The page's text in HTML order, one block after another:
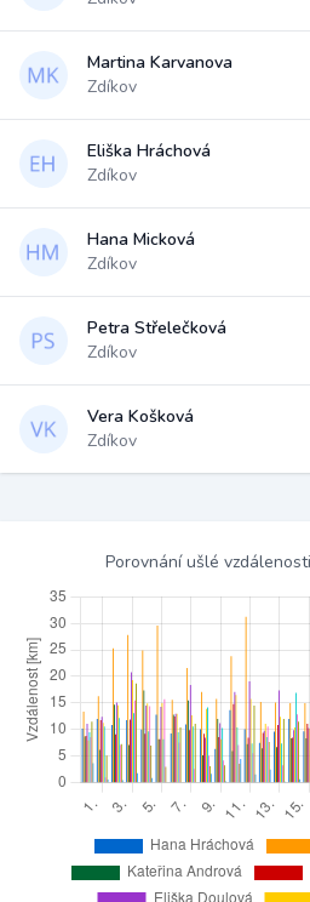
Martina Karvanova
Zdíkov
Eliška Hráchová
Zdíkov
Hana Micková
Zdíkov
Petra Střelečková
Zdíkov
Vera Košková
Zdíkov
Porovnání ušlé